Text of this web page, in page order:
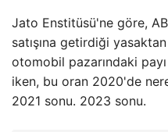
Jato Enstitüsü'ne göre,
satışına getirdiği
otomobil pazarındaki
iken, bu oran 2020'de
2021 sonu. 2023 sonu.